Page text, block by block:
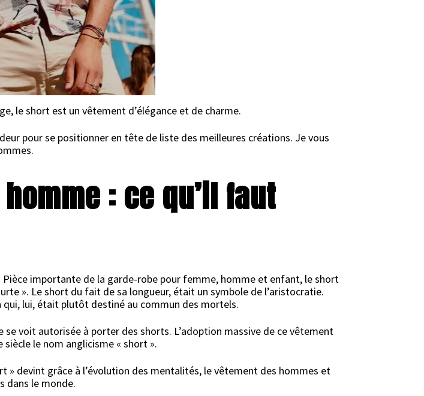
27 AVRIL 2018
le short est un vêtement d’élégance et de charme.
pour se positionner en tête de liste des meilleures créations. Je vous
: ce qu’il faut
importante de la garde-robe pour femme, homme et enfant, le short
». Le short du fait de sa longueur, était un symbole de l’aristocratie.
qui, lui, était plutôt destiné au commun des mortels.
se voit autorisée à porter des shorts. L’adoption massive de ce vêtement
le nom anglicisme « short ».
devint grâce à l’évolution des mentalités, le vêtement des hommes et
dans le monde.